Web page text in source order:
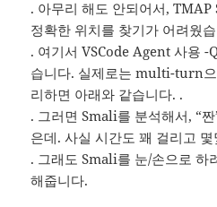
. 아무리 해도 안되어서,
정확한 위치를 찾기가 어려웠
. 여기서 VSCode Agent 사용 -
습니다. 실제로는 multi-turn
리하면 아래와 같습니다. .
. 그러면 Smali를 분석해서, “
은데. 사실 시간도 꽤 걸리고
. 그래도 Smali를 눈/손으로 하
해줍니다.